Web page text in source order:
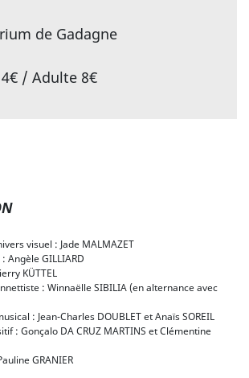
de Gadagne
/ Adulte 8€
visuel : Jade MALMAZET
Angèle GILLIARD
KÜTTEL
: Winnaëlle SIBILIA (en alternance avec
: Jean-Charles DOUBLET et Anaïs SOREIL
: Gonçalo DA CRUZ MARTINS et Clémentine
GRANIER